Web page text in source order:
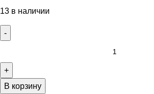
13 в наличии
В корзину